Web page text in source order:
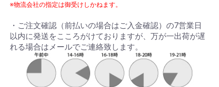
※物流会社の指定は御受けしかねます。
・ご注文確認（前払いの場合はご入金確認）の7営業日
以内に発送をこころがけておりますが、万が一出荷が遅
れる場合はメールでご連絡致します。